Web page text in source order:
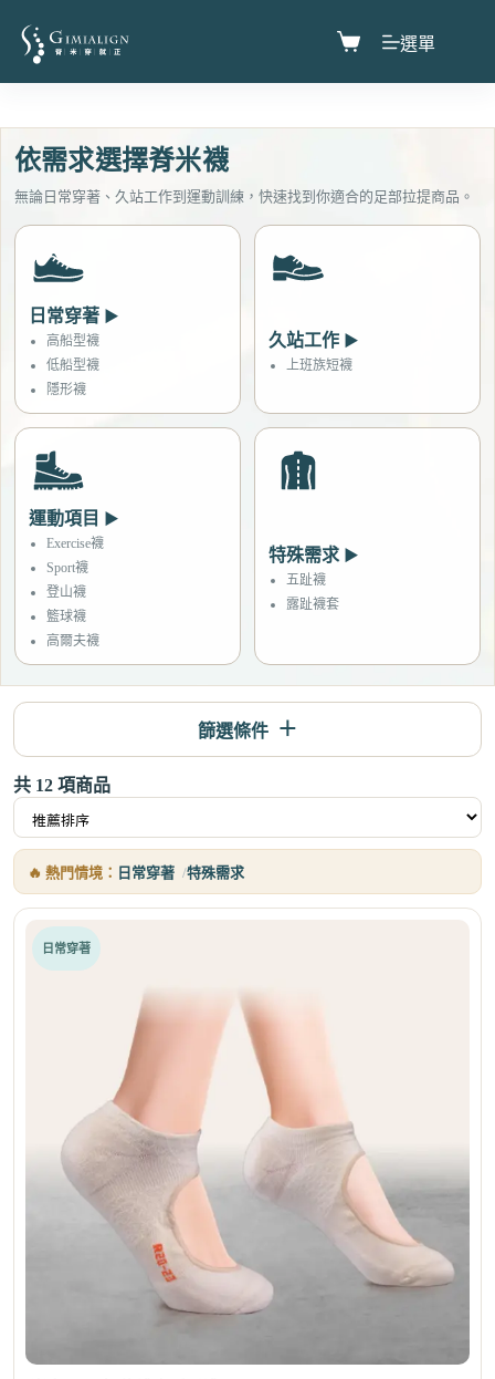
選單
依需求選擇脊米襪
無論日常穿著、久站工作到運動訓練，快速找到你適合的足部拉提商品。
日常穿著 ▶
高船型襪
低船型襪
隱形襪
久站工作 ▶
上班族短襪
運動項目 ▶
Exercise襪
Sport襪
登山襪
籃球襪
高爾夫襪
特殊需求 ▶
五趾襪
露趾襪套
篩選條件
共 12 項商品
🔥 熱門情境： 日常穿著 特殊需求
日常穿著